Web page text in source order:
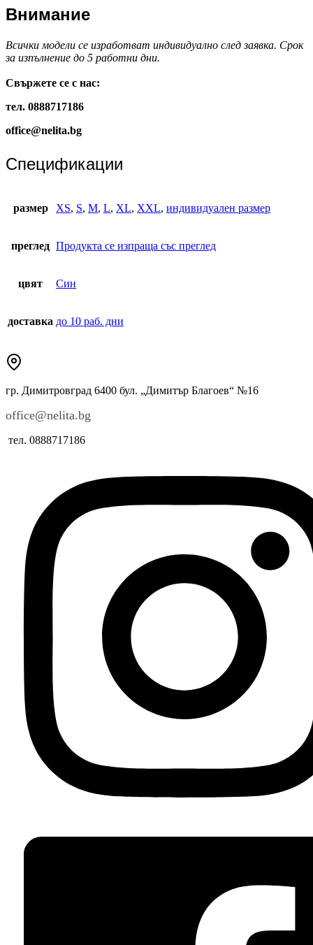
Внимание
Всички модели се изработват индивидуално след заявка. Срок
за изпълнение до 5 работни дни.
Свържете се с нас:
тел. 0888717186
office@nelita.bg
Спецификации
размер XS, S, M, L, XL, XXL, индивидуален размер
преглед Продукта се изпраща със преглед
цвят Син
доставка до 10 раб. дни
гр. Димитровград 6400 бул. „Димитър Благоев“ №16
office@nelita.bg
тел. 0888717186